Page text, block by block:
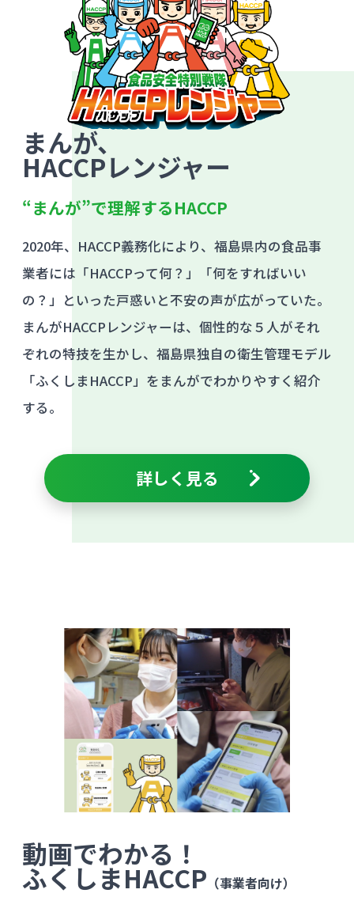
まんが、
HACCPレンジャー
“まんが”で理解するHACCP
2020年、HACCP義務化により、福島県内の食品事
業者には「HACCPって何？」「何をすればいい
の？」といった戸惑いと不安の声が広がっていた。
まんがHACCPレンジャーは、個性的な５人がそれ
ぞれの特技を生かし、福島県独自の衛生管理モデル
「ふくしまHACCP」をまんがでわかりやすく紹介
する。
詳しく見る
動画でわかる！
ふくしまHACCP （事業者向け）